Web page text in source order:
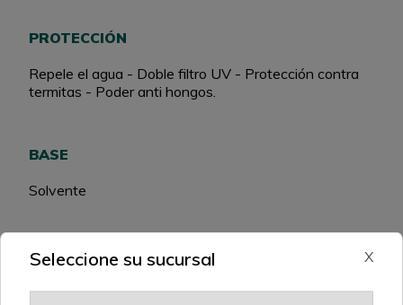
Seleccione su sucursal X
PROTECCIÓN
Repele el agua - Doble filtro UV - Protección contra
termitas - Poder anti hongos.
BASE
Solvente